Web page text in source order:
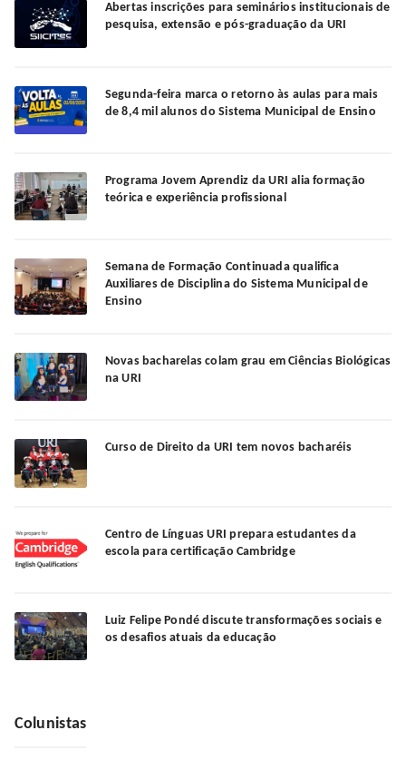
Abertas inscrições para seminários institucionais de
pesquisa, extensão e pós-graduação da URI
Segunda-feira marca o retorno às aulas para mais
de 8,4 mil alunos do Sistema Municipal de Ensino
Programa Jovem Aprendiz da URI alia formação
teórica e experiência profissional
Semana de Formação Continuada qualifica
Auxiliares de Disciplina do Sistema Municipal de
Ensino
Novas bacharelas colam grau em Ciências Biológicas
na URI
Curso de Direito da URI tem novos bacharéis
Centro de Línguas URI prepara estudantes da
escola para certificação Cambridge
Luiz Felipe Pondé discute transformações sociais e
os desafios atuais da educação
Colunistas